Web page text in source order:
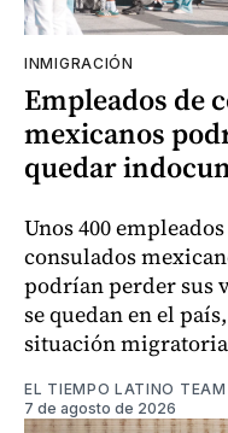
INMIGRACIÓN
Empleados de
mexicanos
quedar
Unos 400
consulados
podrían perder sus
se quedan en el
situación
EL TIEMPO LATINO TEAM
7 de agosto de 2026